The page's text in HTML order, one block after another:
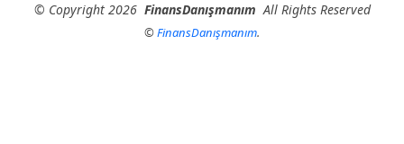
© Copyright2026 FinansDanışmanım All Rights Reserved
©FinansDanışmanım.